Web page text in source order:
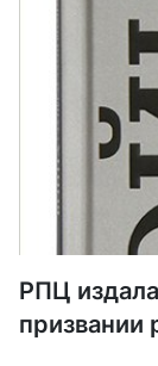
РПЦ
призвании